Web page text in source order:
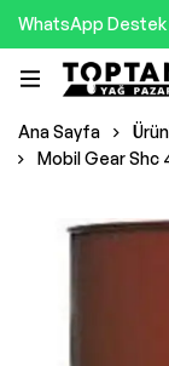
WhatsApp Destek
Ana Sayfa
Mobil Gear Shc